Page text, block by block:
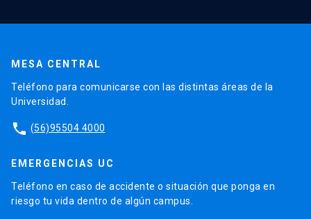
MESA CENTRAL
Teléfono para comunicarse con las distintas áreas de la
Universidad.
phone (56)95504 4000
EMERGENCIAS UC
Teléfono en caso de accidente o situación que ponga en
riesgo tu vida dentro de algún campus.